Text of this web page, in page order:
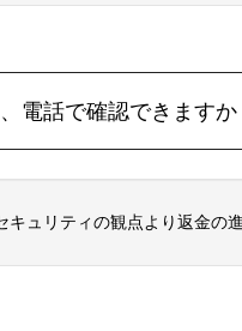
電話で確認できますか
ュリティの観点より返金の